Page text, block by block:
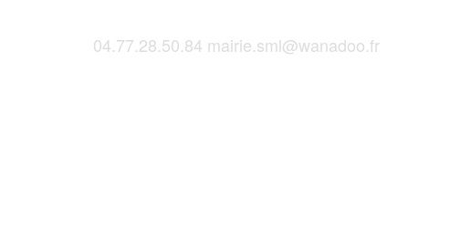
04.77.28.50.84 mairie.sml@wanadoo.fr